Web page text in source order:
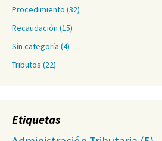
Procedimiento (32)
Recaudación (15)
Sin categoría (4)
Tributos (22)
Etiquetas